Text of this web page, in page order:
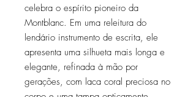
celebra o espírito pioneiro da
Montblanc. Em uma releitura do
lendário instrumento de escrita, ele
apresenta uma silhueta mais longa e
elegante, refinada à mão por
gerações, com laca coral preciosa no